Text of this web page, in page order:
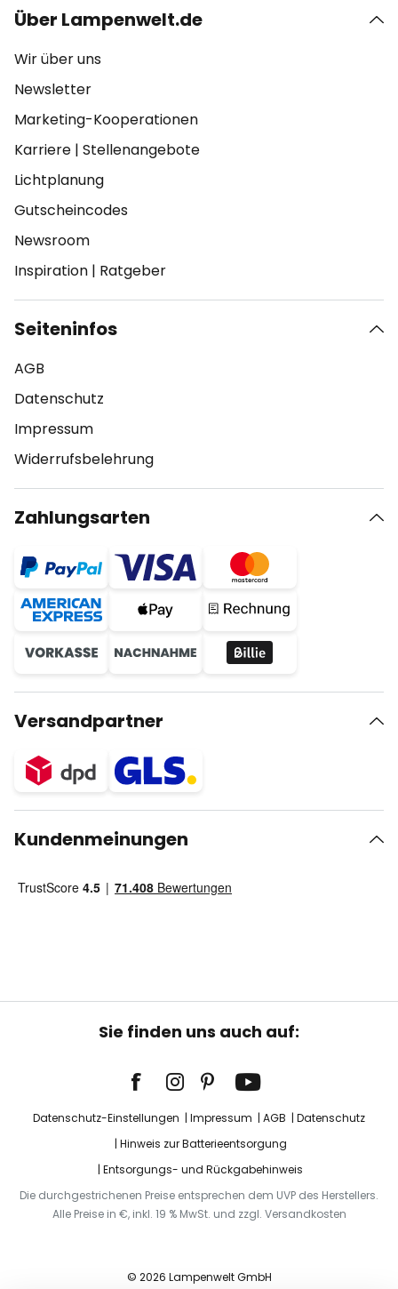
Über Lampenwelt.de
Wir über uns
Newsletter
Marketing-Kooperationen
Karriere | Stellenangebote
Lichtplanung
Gutscheincodes
Newsroom
Inspiration | Ratgeber
Seiteninfos
AGB
Datenschutz
Impressum
Widerrufsbelehrung
Zahlungsarten
Versandpartner
Kundenmeinungen
Sie finden uns auch auf:
Datenschutz-Einstellungen Impressum AGB
Datenschutz
Hinweis zur Batterieentsorgung
Entsorgungs- und Rückgabehinweis
Die durchgestrichenen Preise entsprechen dem UVP des Herstellers.
Alle Preise in €, inkl. 19 % MwSt. und zzgl. Versandkosten
© 2026 Lampenwelt GmbH